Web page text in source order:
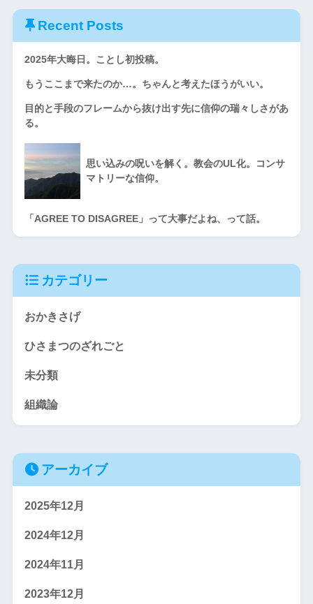
Recent Posts
2025年大晦日。ことし初投稿。
もうここまで来たのか…。ちゃんと考えたほうがいい。
目的と手段のフレームから抜け出す先に信仰の瑞々しさがあ
る。
思い込みの呪いを解く。教会のUL化。コンサ
マトリーな信仰。
「AGREE TO DISAGREE」って大事だよね、って話。
カテゴリー
おかきさげ
ひさまつのざれごと
未分類
組織論
アーカイブ
2025年12月
2024年12月
2024年11月
2023年12月